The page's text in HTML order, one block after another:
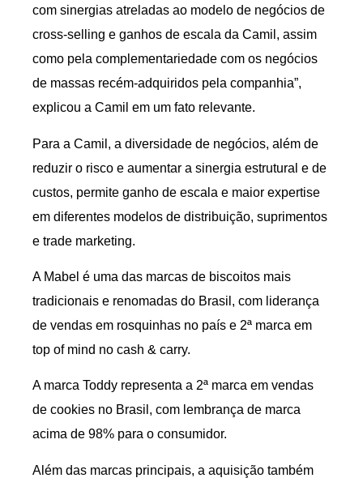
com sinergias atreladas ao modelo de negócios de
cross-selling e ganhos de escala da Camil, assim
como pela complementariedade com os negócios
de massas recém-adquiridos pela companhia”,
explicou a Camil em um fato relevante.
Para a Camil, a diversidade de negócios, além de
reduzir o risco e aumentar a sinergia estrutural e de
custos, permite ganho de escala e maior expertise
em diferentes modelos de distribuição, suprimentos
e trade marketing.
A Mabel é uma das marcas de biscoitos mais
tradicionais e renomadas do Brasil, com liderança
de vendas em rosquinhas no país e 2ª marca em
top of mind no cash & carry.
A marca Toddy representa a 2ª marca em vendas
de cookies no Brasil, com lembrança de marca
acima de 98% para o consumidor.
Além das marcas principais, a aquisição também